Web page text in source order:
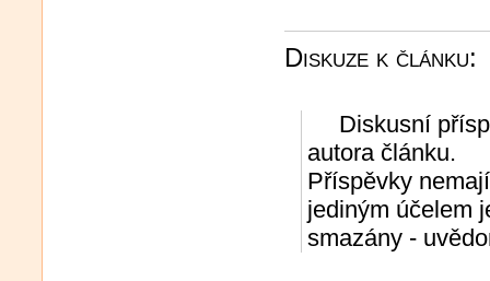
Diskuze k článku:
Diskusní
autora článku.
Příspěvky
jediným účelem
smazány -